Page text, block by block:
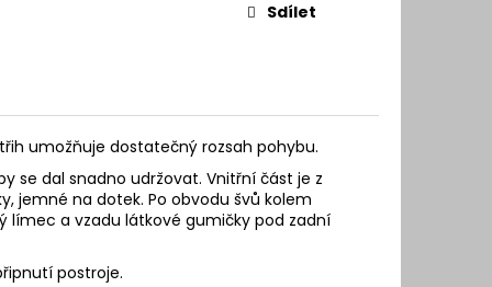
Sdílet
umožňuje dostatečný rozsah pohybu.
se dal snadno udržovat. Vnitřní část je z
jemné na dotek. Po obvodu švů kolem
límec a vzadu látkové gumičky pod zadní
postroje.